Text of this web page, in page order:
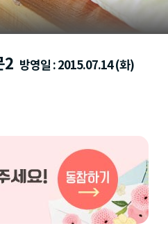
2 방영일 : 2015.07.14 (화)